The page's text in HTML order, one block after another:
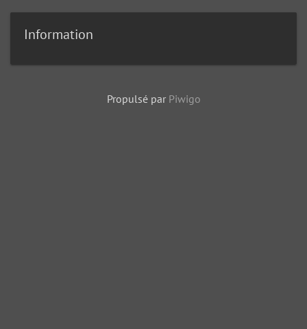
Information
Propulsé par Piwigo